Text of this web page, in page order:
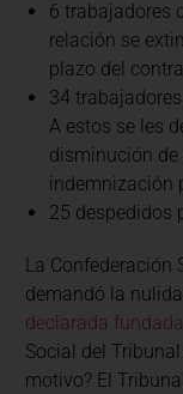
6 trabajadores
relación se
plazo del
34
A estos se les
disminución de
indemnización
25 despedidos
La Confederación
demandó la
declarada
Social del
motivo? El